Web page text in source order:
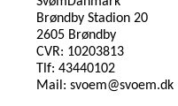
Brøndby Stadion 20
2605 Brøndby
CVR: 10203813
Tlf: 43440102
Mail: svoem@svoem.dk